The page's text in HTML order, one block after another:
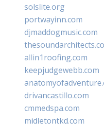
solslite.org
portwayinn.com
djmaddogmusic.com
allin1roofing.com
keepjudgewebb.com
drivancastillo.com
cmmedspa.com
midletontkd.com